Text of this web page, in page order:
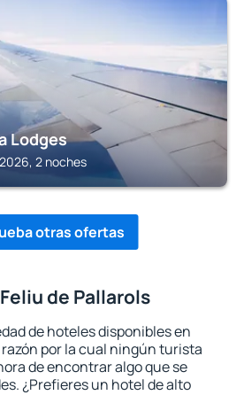
Lodges
2 noches
otras ofertas
de Pallarols
de hoteles disponibles en
por la cual ningún turista
de encontrar algo que se
¿Prefieres un hotel de alto